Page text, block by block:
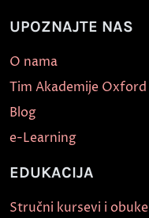
UPOZNAJTE NAS
O nama
Tim Akademije Oxford
Blog
e-Learning
EDUKACIJA
Stručni kursevi i obuke